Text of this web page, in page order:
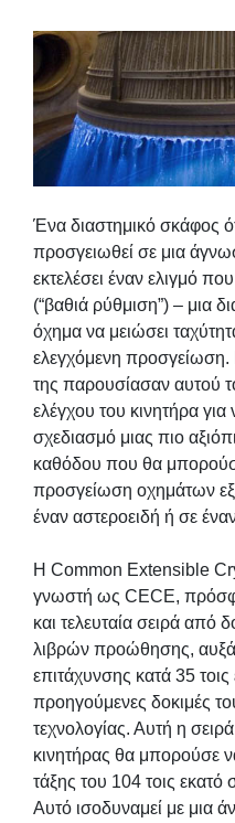
Ένα διαστημικό σκάφος
προσγειωθεί σε μια
εκτελέσει έναν ελιγμό
(“βαθιά ρύθμιση”) – μια
όχημα να μειώσει
ελεγχόμενη προσγείωση.
της παρουσίασαν αυτού
ελέγχου του κινητήρα
σχεδιασμό μιας πιο
καθόδου που θα
προσγείωση οχημάτων
έναν αστεροειδή ή σε
Η Common Extensible
γνωστή ως CECE,
και τελευταία σειρά από
λιβρών προώθησης,
επιτάχυνσης κατά 35
προηγούμενες δοκιμές
τεχνολογίας. Αυτή η
κινητήρας θα μπορούσε
τάξης του 104 τοις
Αυτό ισοδυναμεί με μια